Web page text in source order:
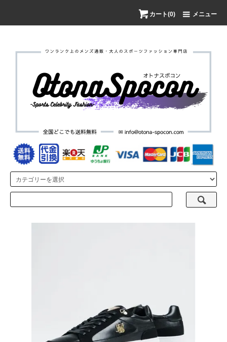
カート(0) メニュー